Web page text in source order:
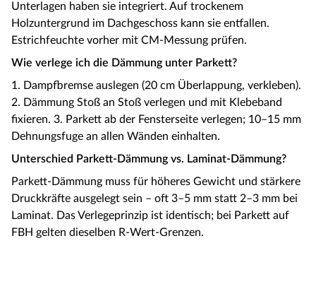
Unterlagen haben sie integriert. Auf trockenem
Holzuntergrund im Dachgeschoss kann sie entfallen.
Estrichfeuchte vorher mit CM-Messung prüfen.
Wie verlege ich die Dämmung unter Parkett?
1. Dampfbremse auslegen (20 cm Überlappung, verkleben).
2. Dämmung Stoß an Stoß verlegen und mit Klebeband
fixieren. 3. Parkett ab der Fensterseite verlegen; 10–15 mm
Dehnungsfuge an allen Wänden einhalten.
Unterschied Parkett-Dämmung vs. Laminat-Dämmung?
Parkett-Dämmung muss für höheres Gewicht und stärkere
Druckkräfte ausgelegt sein – oft 3–5 mm statt 2–3 mm bei
Laminat. Das Verlegeprinzip ist identisch; bei Parkett auf
FBH gelten dieselben R-Wert-Grenzen.